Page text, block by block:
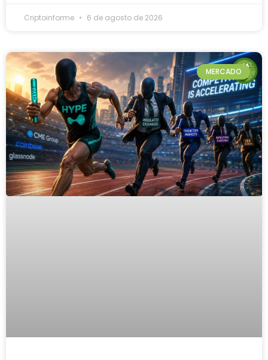
Criptoinforme 6 de agosto de 2026
MERCADO